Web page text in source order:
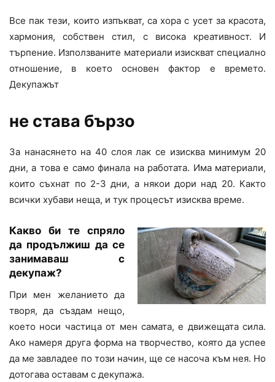
Все пак тези, които изпъкват, са хора с усет за красота,
хармония, собствен стил, с висока креативност. И
търпение. Използваните материали изискват специално
отношение, в което основен фактор е времето.
Декупажът
не става бързо
За нанасянето на 40 слоя лак се изисква минимум 20
дни, а това е само финала на работата. Има материали,
които съхнат по 2-3 дни, а някои дори над 20. Както
всички хубави неща, и тук процесът изисква време.
Какво би те спряло
да продължиш да се
занимаваш с
декупаж?
При мен желанието да
творя, да създам нещо,
което носи частица от мен самата, е движещата сила.
Ако намеря друга форма на творчество, която да успее
да ме завладее по този начин, ще се насоча към нея. Но
дотогава оставам с декупажа.